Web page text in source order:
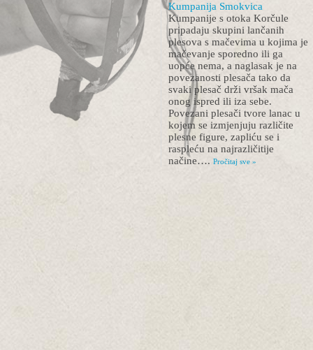
Kumpanija Smokvica
Kumpanije s otoka Korčule
pripadaju skupini lančanih
plesova s mačevima u kojima je
mačevanje sporedno ili ga
uopće nema, a naglasak je na
povezanosti plesača tako da
svaki plesač drži vršak mača
onog ispred ili iza sebe.
Povezani plesači tvore lanac u
kojem se izmjenjuju različite
plesne figure, zapliću se i
raspleću na najrazličitije
načine…. Pročitaj sve »